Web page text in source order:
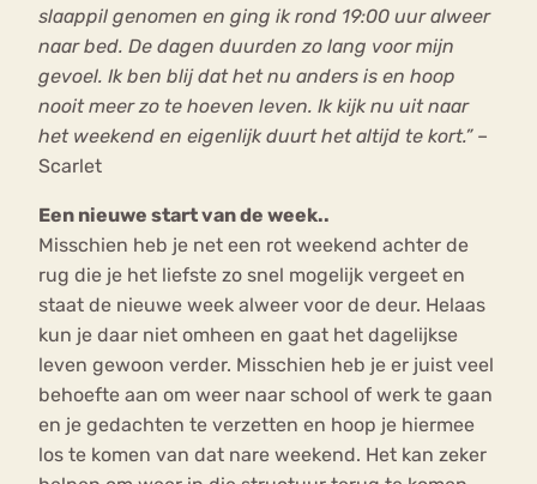
slaappil genomen en ging ik rond 19:00 uur alweer
naar bed. De dagen duurden zo lang voor mijn
gevoel. Ik ben blij dat het nu anders is en hoop
nooit meer zo te hoeven leven. Ik kijk nu uit naar
het weekend en eigenlijk duurt het altijd te kort.”–
Scarlet
Een nieuwe start van de week..
Misschien heb je net een rot weekend achter de
rug die je het liefste zo snel mogelijk vergeet en
staat de nieuwe week alweer voor de deur. Helaas
kun je daar niet omheen en gaat het dagelijkse
leven gewoon verder. Misschien heb je er juist veel
behoefte aan om weer naar school of werk te gaan
en je gedachten te verzetten en hoop je hiermee
los te komen van dat nare weekend. Het kan zeker